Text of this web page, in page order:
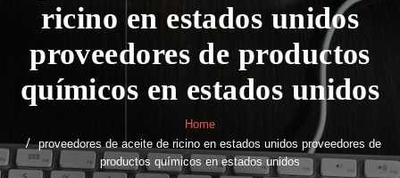
ricino en estados unidos
proveedores de productos
químicos en estados unidos
Home
proveedores de aceite de ricino en estados unidos proveedores de
productos químicos en estados unidos